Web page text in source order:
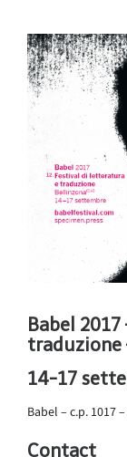
Babel
traduzione
14-17
Babel – c.p. 1017
Contact